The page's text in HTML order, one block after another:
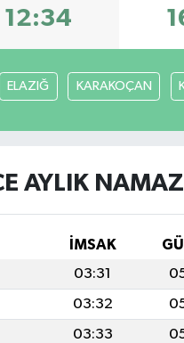
12:34
ELAZIĞ KARAKOÇAN
AYLIK
İMSAK
03:31
03:32
03:33